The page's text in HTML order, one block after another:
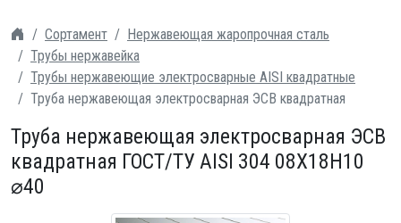
Сортамент
Нержавеющая жаропрочная сталь
Трубы нержавейка
Трубы нержавеющие электросварные AISI квадратные
Труба нержавеющая электросварная ЭСВ квадратная
Труба нержавеющая электросварная ЭСВ
квадратная ГОСТ/ТУ AISI 304 08Х18Н10
⌀40